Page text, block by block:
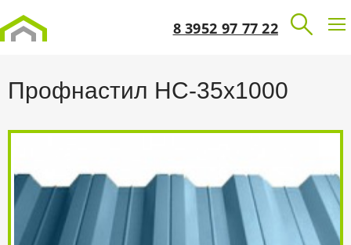
8 3952 97 77 22
Профнастил НС-35х1000